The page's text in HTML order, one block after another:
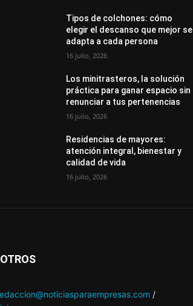
Tipos de colchones: cómo
elegir el descanso que mejor se
adapta a cada persona
16 julio, 2026
Los minitrasteros, la solución
práctica para ganar espacio sin
renunciar a tus pertenencias
16 julio, 2026
Residencias de mayores:
atención integral, bienestar y
calidad de vida
16 julio, 2026
/